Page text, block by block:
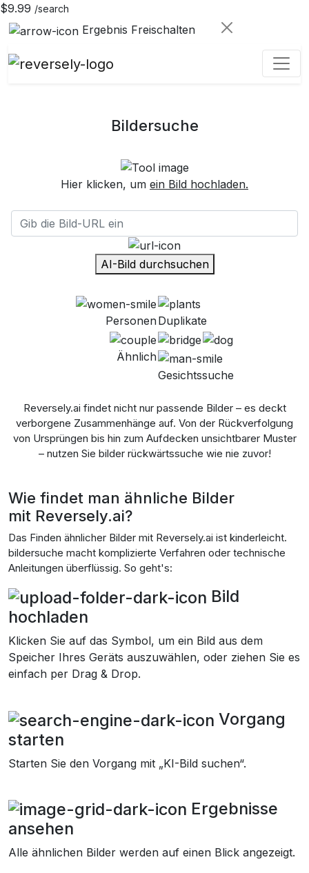
$9.99 /search
Ergebnis Freischalten
Bildersuche
Hier klicken, um ein Bild hochladen.
AI-Bild durchsuchen
Personen
Ähnlich
Duplikate
Gesichtssuche
Reversely.ai findet nicht nur passende Bilder – es deckt
verborgene Zusammenhänge auf. Von der Rückverfolgung
von Ursprüngen bis hin zum Aufdecken unsichtbarer Muster
– nutzen Sie bilder rückwärtssuche wie nie zuvor!
Wie findet man ähnliche Bilder
mit Reversely.ai?
Das Finden ähnlicher Bilder mit Reversely.ai ist kinderleicht.
bildersuche macht komplizierte Verfahren oder technische
Anleitungen überflüssig. So geht's:
Bild
hochladen
Klicken Sie auf das Symbol, um ein Bild aus dem
Speicher Ihres Geräts auszuwählen, oder ziehen Sie es
einfach per Drag & Drop.
Vorgang
starten
Starten Sie den Vorgang mit „KI-Bild suchen“.
Ergebnisse
ansehen
Alle ähnlichen Bilder werden auf einen Blick angezeigt.